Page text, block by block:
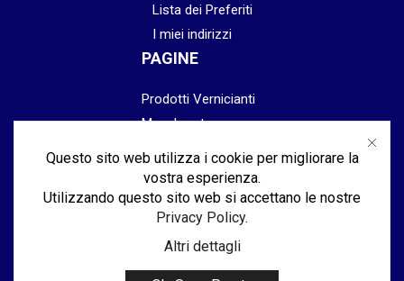
Lista dei Preferiti
I miei indirizzi
PAGINE
Prodotti Vernicianti
Mascheratura
Abrasivi
Lucidatura & Finitura
Attrezzatura
Questo sito web utilizza i cookie per migliorare la
vostra esperienza.
Utilizzando questo sito web si accettano le nostre
Privacy Policy.
Altri dettagli